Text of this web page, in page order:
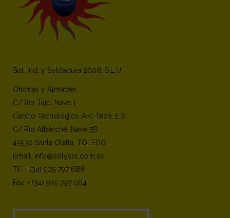
Sol. Ind. y Soldadura 2008, S.L.U.
Oficinas y Almacén:
C/ Rio Tajo, Nave 1
Centro Tecnológico Arc-Tech, E.S.:
C/ Rio Alberche, Nave 58
45530 Santa Olalla, TOLEDO
Email: info@solysol.com.es
Tf.: + (34) 925 797 688
Fax: + (34) 925 797 064